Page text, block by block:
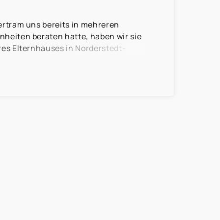
uns bereits in mehreren
beraten hatte, haben wir sie
Elternhauses in Norderstedt-
stets mit Rat und Tat zur Seite, von